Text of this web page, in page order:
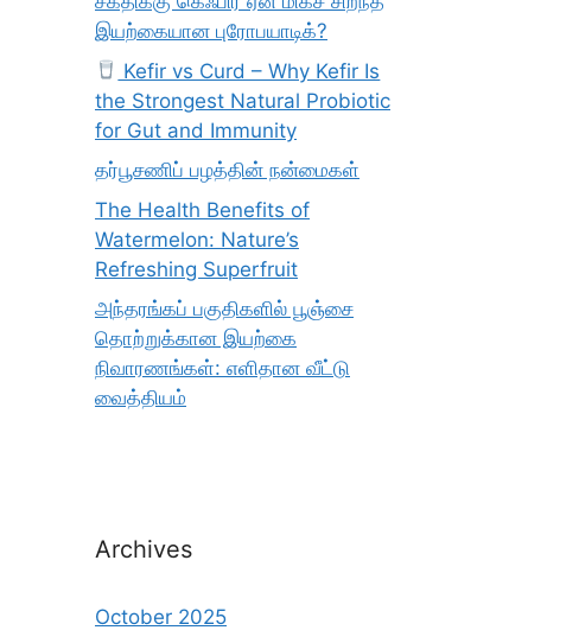
இயற்கையான புரோபயாடிக்?
Kefir vs Curd – Why Kefir Is
the Strongest Natural Probiotic
for Gut and Immunity
தர்பூசணிப் பழத்தின் நன்மைகள்
The Health Benefits of
Watermelon: Nature’s
Refreshing Superfruit
அந்தரங்கப் பகுதிகளில் பூஞ்சை
தொற்றுக்கான இயற்கை
நிவாரணங்கள்: எளிதான வீட்டு
வைத்தியம்
Archives
October 2025